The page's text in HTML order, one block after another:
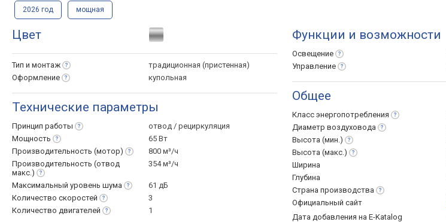
2026 год мощная
Цвет
Тип и монтаж
традиционная (пристенная)
Оформление
купольная
Технические параметры
Принцип работы
отвод / рециркуляция
Мощность
65 Вт
Производительность (мотор)
800 м³/ч
Производительность (отвод
макс.)
354 м³/ч
Максимальный уровень шума
61 дБ
Количество скоростей
3
Количество двигателей 1
Функции и возможности
Освещение
Управление
Общее
Класс энергопотребления
Диаметр воздуховода
Высота (мин.)
Высота (макс.)
Ширина
Глубина
Страна производства
Официальный сайт
Дата добавления на E-Katalog